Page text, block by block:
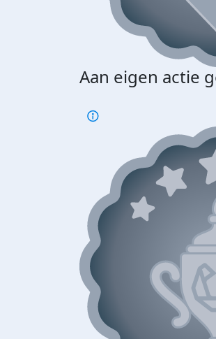
Aan eigen actie